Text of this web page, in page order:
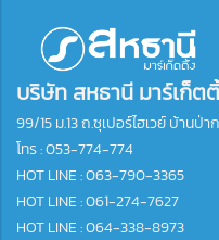
บริษัท สหธานี มาร์เก็ต
99/15 ม.13 ถ.ซุเปอร์ไฮเวย์ บ้านป่
โทร :053-774-774
HOT LINE : 063-790-3365
HOT LINE : 061-274-7627
HOT LINE : 064-338-8973